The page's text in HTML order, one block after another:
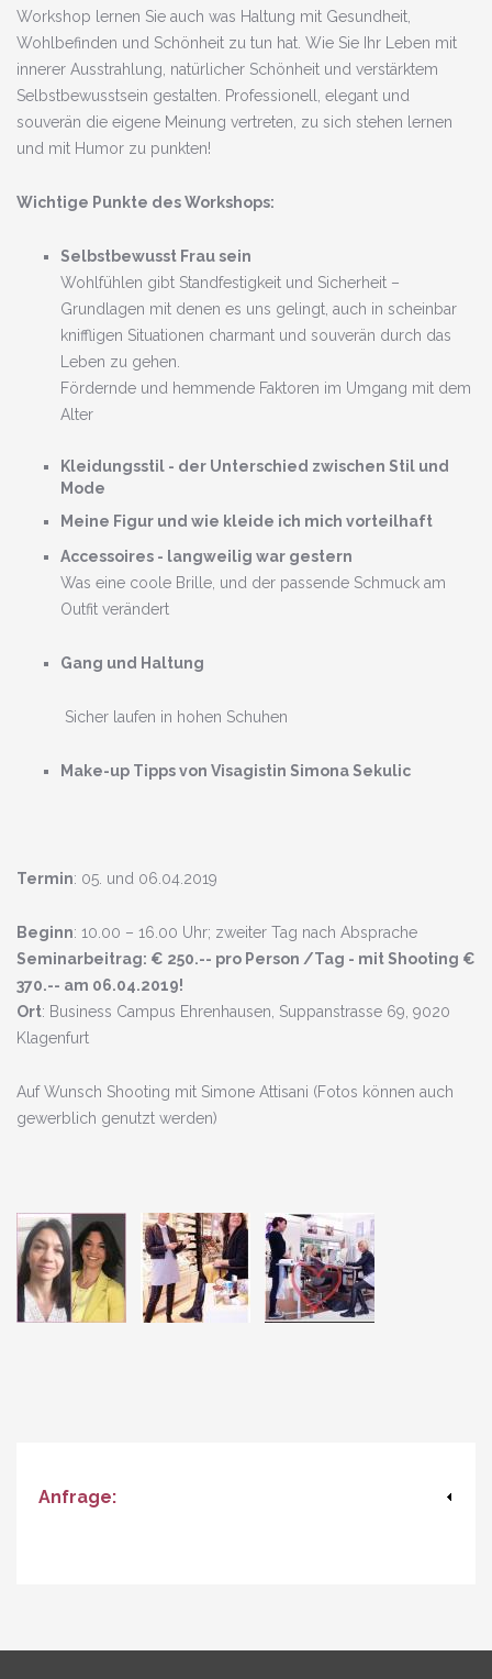
Workshop lernen Sie auch was Haltung mit Gesundheit,
Wohlbefinden und Schönheit zu tun hat. Wie Sie Ihr Leben mit
innerer Ausstrahlung, natürlicher Schönheit und verstärktem
Selbstbewusstsein gestalten. Professionell, elegant und
souverän die eigene Meinung vertreten, zu sich stehen lernen
und mit Humor zu punkten!
Wichtige Punkte des Workshops:
Selbstbewusst Frau sein
Wohlfühlen gibt Standfestigkeit und Sicherheit –
Grundlagen mit denen es uns gelingt, auch in scheinbar
kniffligen Situationen charmant und souverän durch das
Leben zu gehen.
Fördernde und hemmende Faktoren im Umgang mit dem
Alter
Kleidungsstil - der Unterschied zwischen Stil und
Mode
Meine Figur und wie kleide ich mich vorteilhaft
Accessoires - langweilig war gestern
Was eine coole Brille, und der passende Schmuck am
Outfit verändert
Gang und Haltung
Sicher laufen in hohen Schuhen
Make-up Tipps von Visagistin Simona Sekulic
Termin: 05. und 06.04.2019
Beginn: 10.00 – 16.00 Uhr; zweiter Tag nach Absprache
Seminarbeitrag: € 250.-- pro Person /Tag - mit Shooting €
370.-- am 06.04.2019!
Ort: Business Campus Ehrenhausen, Suppanstrasse 69, 9020
Klagenfurt
Auf Wunsch Shooting mit Simone Attisani (Fotos können auch
gewerblich genutzt werden)
Anfrage: